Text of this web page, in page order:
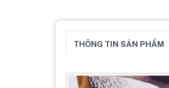
THÔNG TIN SẢN PHẨM